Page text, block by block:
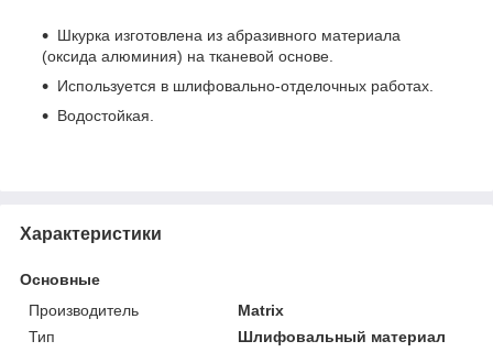
Шкурка изготовлена из абразивного материала
(оксида алюминия) на тканевой основе.
Используется в шлифовально-отделочных работах.
Водостойкая.
Характеристики
Основные
Производитель
Matrix
Тип
Шлифовальный материал